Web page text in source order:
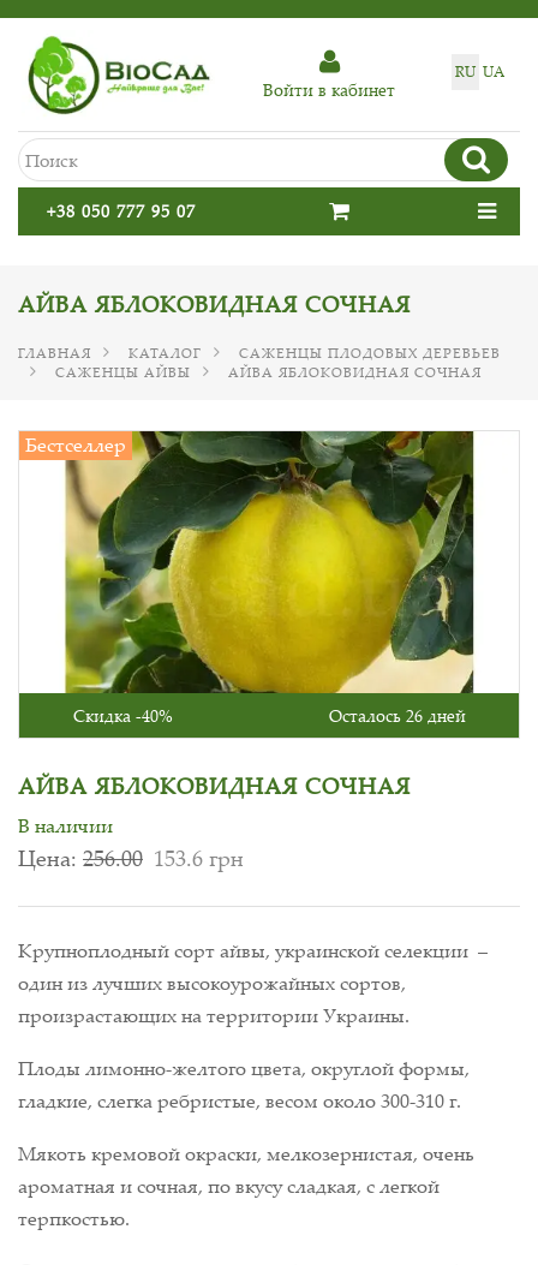
RU UA
Войти в кабинет
+38 050 777 95 07
АЙВА ЯБЛОКОВИДНАЯ СОЧНАЯ
ГЛАВНАЯ КАТАЛОГ
САЖЕНЦЫ ПЛОДОВЫХ ДЕРЕВЬЕВ
САЖЕНЦЫ АЙВЫ
АЙВА ЯБЛОКОВИДНАЯ СОЧНАЯ
Бестселлер
Скидка -40% Осталось 26 дней
АЙВА ЯБЛОКОВИДНАЯ СОЧНАЯ
В наличии
Цена: 256.00 153.6 грн
Крупноплодный сорт айвы, украинской селекции –
один из лучших высокоурожайных сортов,
произрастающих на территории Украины.
Плоды лимонно-желтого цвета, округлой формы,
гладкие, слегка ребристые, весом около 300-310 г.
Мякоть кремовой окраски, мелкозернистая, очень
ароматная и сочная, по вкусу сладкая, с легкой
терпкостью.